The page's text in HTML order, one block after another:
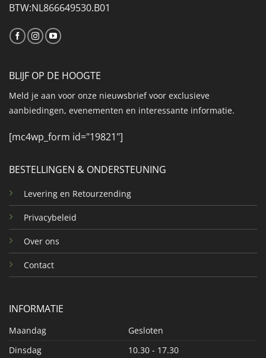
BTW:NL866649530.B01
BESTELLINGEN & ONDERSTEUNING
Levering en Retourzending
Privacybeleid
Over ons
Contact
INFORMATIE
Maandag
Gesloten
Dinsdag
10.30 - 17.30
BLIJF OP DE HOOGTE
Meld je aan voor onze nieuwsbrief voor exclusieve
aanbiedingen, evenementen en interessante informatie.
[mc4wp_form id="19821"]